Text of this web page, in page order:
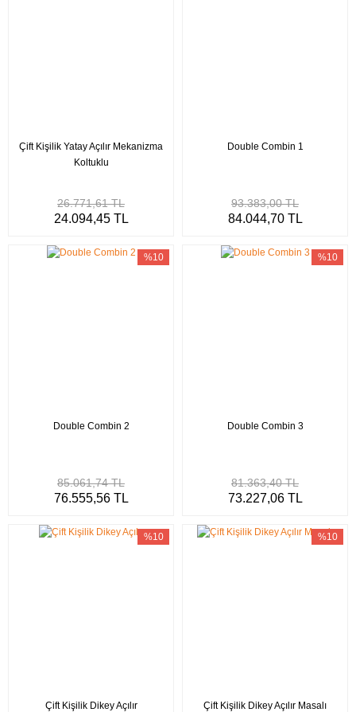
Çift Kişilik Yatay Açılır Mekanizma
Koltuklu
26.771,61 TL
24.094,45 TL
Double Combin 1
93.383,00 TL
84.044,70 TL
Double Combin 2
%10
85.061,74 TL
76.555,56 TL
Double Combin 3
%10
81.363,40 TL
73.227,06 TL
Çift Kişilik Dikey Açılır
%10
Çift Kişilik Dikey Açılır Masalı
%10